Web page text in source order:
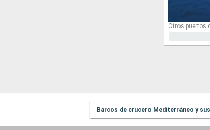
Otros puertos
Barcos de crucero Mediterráneo y